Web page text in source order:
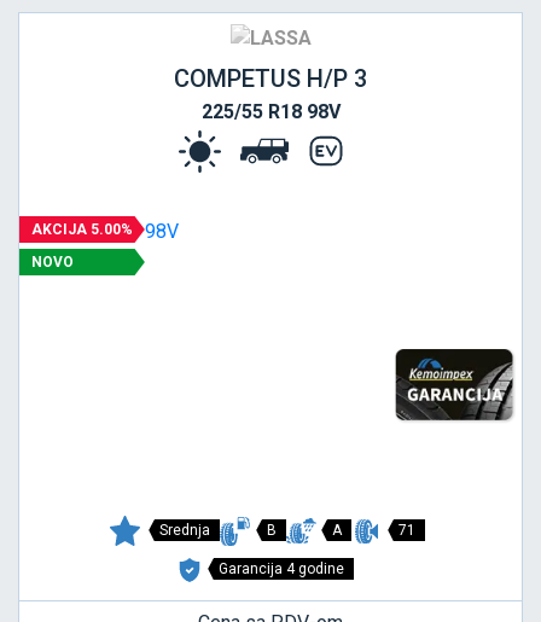
COMPETUS H/P 3
225/55 R18 98V
AKCIJA 5.00%
NOVO
Srednja B A 71
Garancija 4 godine